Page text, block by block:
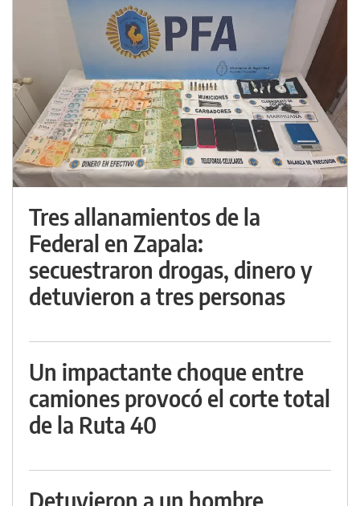
Tres allanamientos de la
Federal en Zapala:
secuestraron drogas, dinero y
detuvieron a tres personas
Un impactante choque entre
camiones provocó el corte total
de la Ruta 40
Detuvieron a un hombre